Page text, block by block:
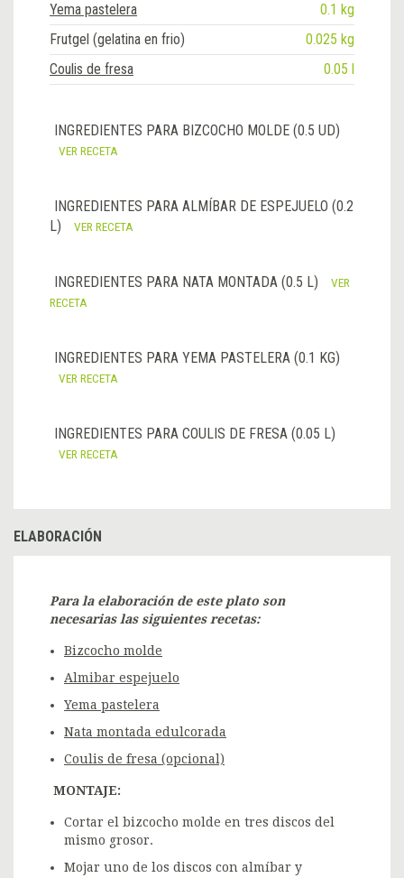
Yema pastelera
0.1 kg
Frutgel (gelatina en frio)
0.025 kg
Coulis de fresa
0.05 l
INGREDIENTES PARA BIZCOCHO MOLDE (0.5 UD)
VER RECETA
INGREDIENTES PARA ALMÍBAR DE ESPEJUELO (0.2
L)
VER RECETA
INGREDIENTES PARA NATA MONTADA (0.5 L)
VER
RECETA
INGREDIENTES PARA YEMA PASTELERA (0.1 KG)
VER RECETA
INGREDIENTES PARA COULIS DE FRESA (0.05 L)
VER RECETA
ELABORACIÓN
Para la elaboración de este plato son
necesarias las siguientes recetas:
Bizcocho molde
Almibar espejuelo
Yema pastelera
Nata montada edulcorada
Coulis de fresa (opcional)
MONTAJE:
Cortar el bizcocho molde en tres discos del
mismo grosor.
Mojar uno de los discos con almíbar y